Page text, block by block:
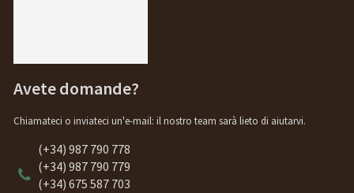
Avete domande?
Chiamateci o inviateci un'e-mail: il nostro team sarà lieto di aiutarvi.
(+34) 987 790 778
(+34) 987 790 779
(+34) 675 587 703